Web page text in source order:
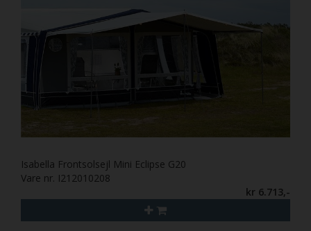
Isabella Frontsolsejl Mini Eclipse G20
Vare nr. I212010208
kr 6.713,-